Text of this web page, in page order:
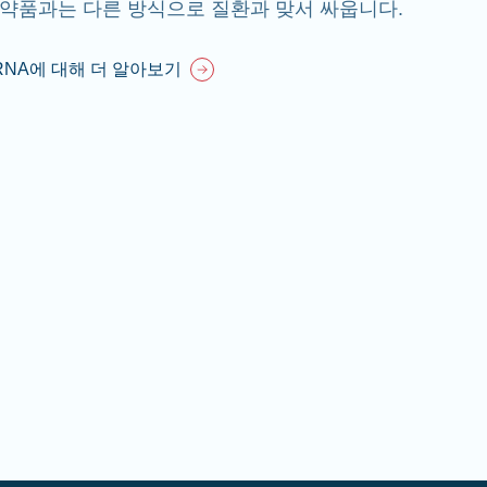
품과는 다른 방식으로 질환과 맞서 싸웁니다.
에 대해 더 알아보기